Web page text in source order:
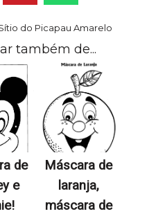
do Picapau Amarelo
também de...
de
e
Máscara de
laranja,
máscara de